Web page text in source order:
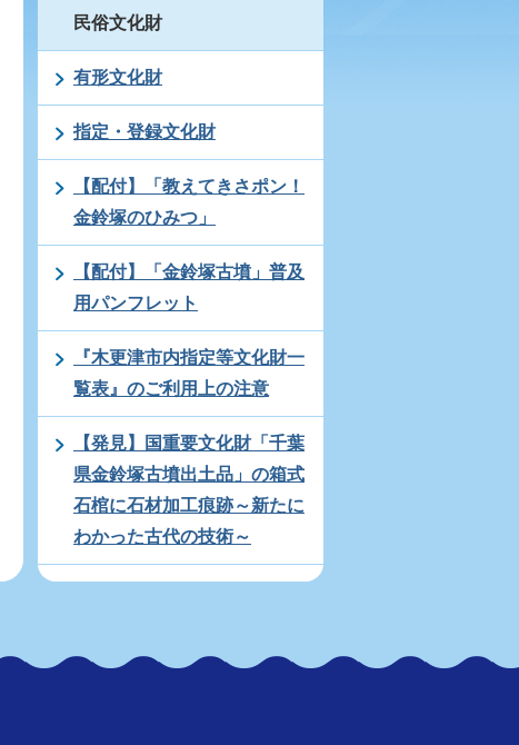
民俗文化財
有形文化財
指定・登録文化財
【配付】「教えてきさポン！
金鈴塚のひみつ」
【配付】「金鈴塚古墳」普及
用パンフレット
『木更津市内指定等文化財一
覧表』のご利用上の注意
【発見】国重要文化財「千葉
県金鈴塚古墳出土品」の箱式
石棺に石材加工痕跡～新たに
わかった古代の技術～